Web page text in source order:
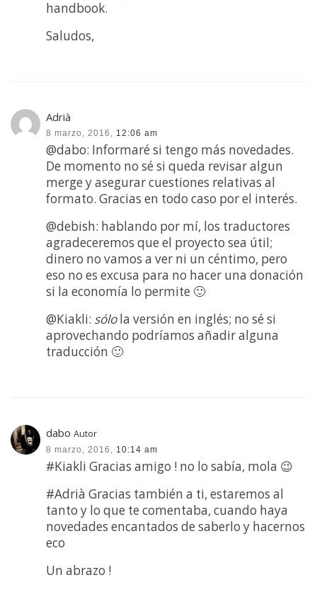
handbook.
Saludos,
Adrià
8 marzo, 2016, 12:06 am
@dabo: Informaré si tengo más novedades.
De momento no sé si queda revisar algun
merge y asegurar cuestiones relativas al
formato. Gracias en todo caso por el interés.
@debish: hablando por mí, los traductores
agradeceremos que el proyecto sea útil;
dinero no vamos a ver ni un céntimo, pero
eso no es excusa para no hacer una donación
si la economía lo permite 🙂
@Kiakli: sólola versión en inglés; no sé si
aprovechando podríamos añadir alguna
traducción 🙂
dabo Autor
8 marzo, 2016, 10:14 am
#Kiakli Gracias amigo ! no lo sabía, mola 😉
#Adrià Gracias también a ti, estaremos al
tanto y lo que te comentaba, cuando haya
novedades encantados de saberlo y hacernos
eco
Un abrazo !